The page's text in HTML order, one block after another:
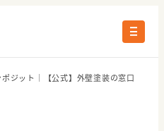
ポジット｜【公式】外壁塗装の窓口